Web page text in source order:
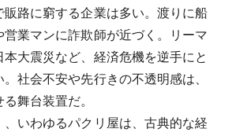
路に窮する企業は多い。渡りに船
営業マンに詐欺師が近づく。リーマ
大震災など、経済危機を逆手にと
社会不安や先行きの不透明感は、
舞台装置だ。
いわゆるパクリ屋は、古典的な経